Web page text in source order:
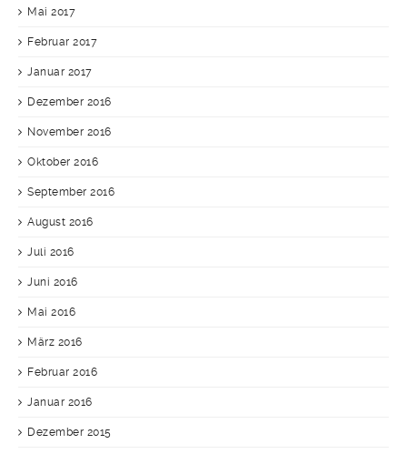
Mai 2017
Februar 2017
Januar 2017
Dezember 2016
November 2016
Oktober 2016
September 2016
August 2016
Juli 2016
Juni 2016
Mai 2016
März 2016
Februar 2016
Januar 2016
Dezember 2015